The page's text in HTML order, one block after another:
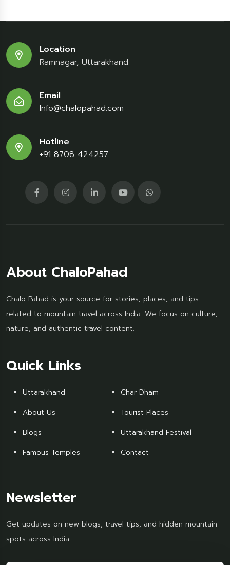
Location
Ramnagar, Uttarakhand
Email
Info@chalopahad.com
Hotline
+91 8708 424257
About ChaloPahad
Chalo Pahad is your source for stories, places, and tips
related to mountain travel across India. We focus on culture,
nature, and authentic travel content.
Quick Links
Uttarakhand
About Us
Blogs
Famous Temples
Char Dham
Tourist Places
Uttarakhand Festival
Contact
Newsletter
Get updates on new blogs, travel tips, and hidden mountain
spots across India.